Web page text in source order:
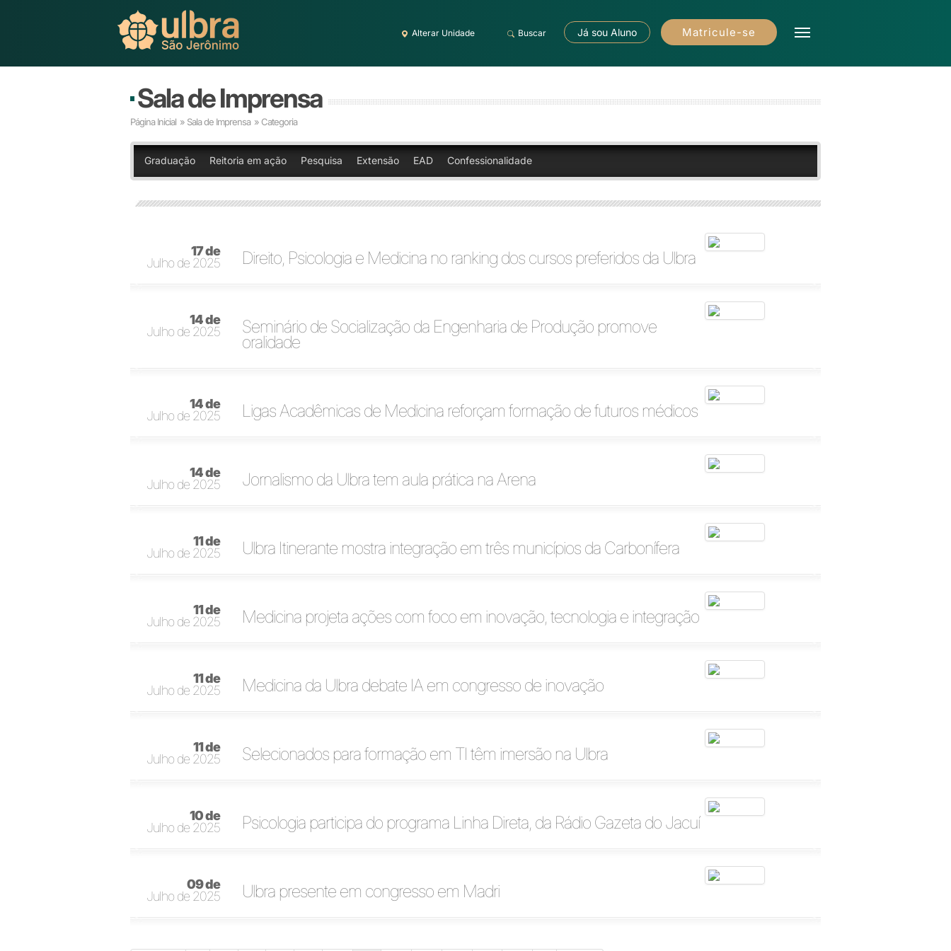
Alterar Unidade Buscar Já sou Aluno Matricule-se
Sala de Imprensa
Página Inicial » Sala de Imprensa » Categoria
Graduação Reitoria em ação Pesquisa Extensão EAD Confessionalidade
17 de
Julho de 2025
Direito, Psicologia e Medicina no ranking dos cursos preferidos da Ulbra
14 de
Julho de 2025
Seminário de Socialização da Engenharia de Produção promove
oralidade
14 de
Julho de 2025
Ligas Acadêmicas de Medicina reforçam formação de futuros médicos
14 de
Julho de 2025
Jornalismo da Ulbra tem aula prática na Arena
11 de
Julho de 2025
Ulbra Itinerante mostra integração em três municípios da Carbonífera
11 de
Julho de 2025
Medicina projeta ações com foco em inovação, tecnologia e integração
11 de
Julho de 2025
Medicina da Ulbra debate IA em congresso de inovação
11 de
Julho de 2025
Selecionados para formação em TI têm imersão na Ulbra
10 de
Julho de 2025
Psicologia participa do programa Linha Direta, da Rádio Gazeta do Jacuí
09 de
Julho de 2025
Ulbra presente em congresso em Madri